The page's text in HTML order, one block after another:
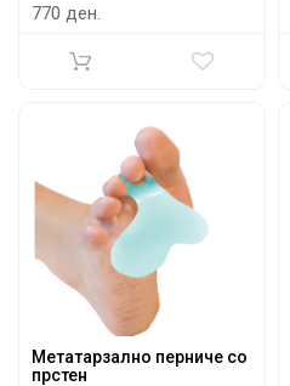
770 ден.
Метатарзално перниче со
прстен